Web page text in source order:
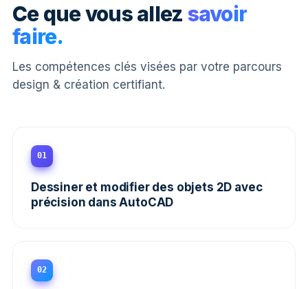
Ce que vous allez savoir
faire.
Les compétences clés visées par votre parcours
design & création certifiant.
01
Dessiner et modifier des objets 2D avec
précision dans AutoCAD
02